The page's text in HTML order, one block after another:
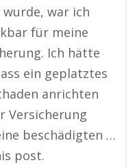
war ich
für meine
Ich hätte
ein geplatztes
anrichten
Versicherung
beschädigten …
post.